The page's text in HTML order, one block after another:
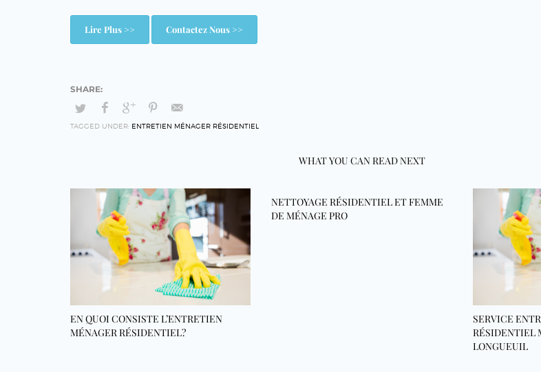
Lire Plus >> Contactez Nous >>
TAGGED UNDER: ENTRETIEN MÉNAGER RÉSIDENTIEL
WHAT YOU CAN READ NEXT
EN QUOI CONSISTE L’ENTRETIEN
MÉNAGER RÉSIDENTIEL?
NETTOYAGE RÉSIDENTIEL ET FEMME
DE MÉNAGE PRO
SERVICE
RÉSIDENTIEL
LONGUEUIL